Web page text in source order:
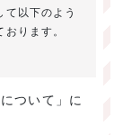
以下のよう
ります。
にのみ利用い
ついて」に